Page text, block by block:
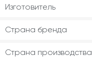
Изготовитель
Страна бренда
Страна производства